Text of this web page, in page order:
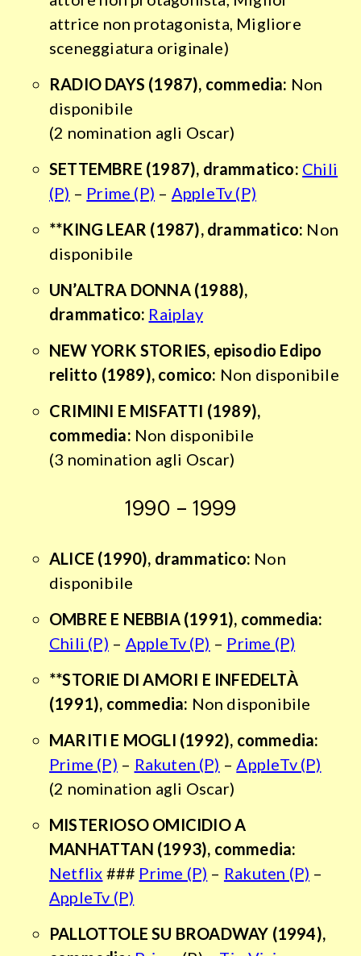
attrice non protagonista, Migliore
sceneggiatura originale)
RADIO DAYS (1987), commedia: Non
disponibile
(2 nomination agli Oscar)
SETTEMBRE (1987), drammatico: Chili
(P) – Prime (P) – AppleTv (P)
**KING LEAR (1987), drammatico: Non
disponibile
UN’ALTRA DONNA(1988),
drammatico: Raiplay
NEW YORK STORIES, episodio Edipo
relitto (1989), comico: Non disponibile
CRIMINI E MISFATTI (1989),
commedia: Non disponibile
(3 nomination agli Oscar)
1990 – 1999
ALICE (1990), drammatico: Non
disponibile
OMBRE E NEBBIA(1991), commedia:
Chili (P) – AppleTv (P) – Prime (P)
**STORIE DI AMORI E INFEDELTÀ
(1991), commedia: Non disponibile
MARITI E MOGLI (1992), commedia:
Prime (P) – Rakuten (P) –AppleTv (P)
(2 nomination agli Oscar)
MISTERIOSO OMICIDIO A
MANHATTAN (1993), commedia:
Netflix ### Prime (P) – Rakuten (P) –
AppleTv (P)
PALLOTTOLE SU BROADWAY (1994),